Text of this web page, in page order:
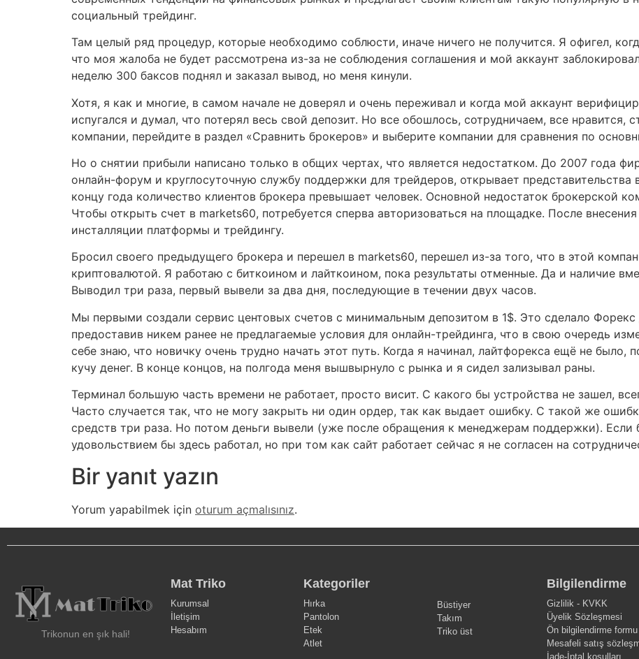
социальный трейдинг.
Там целый ряд процедур, которые необходимо соблюсти, иначе ничего не получится. Я офигел,
что моя жалоба не будет рассмотрена из-за не соблюдения соглашения и мой аккаунт
неделю 300 баксов поднял и заказал вывод, но меня кинули.
Хотя, я как и многие, в самом начале не доверял и очень переживал и когда мой аккаунт
испугался и думал, что потерял весь свой депозит. Но все обошлось, сотрудничаем, все нравится,
компании, перейдите в раздел «Сравнить брокеров» и выберите компании для сравнения по
Но о снятии прибыли написано только в общих чертах, что является недостатком. До 2007 года
онлайн-форум и круглосуточную службу поддержки для трейдеров, открывает представительства
концу года количество клиентов брокера превышает человек. Основной недостаток брокерской
Чтобы открыть счет в markets60, потребуется сперва авторизоваться на площадке. После
инсталляции платформы и трейдингу.
Бросил своего предыдущего брокера и перешел в markets60, перешел из-за того, что в этой
криптовалютой. Я работаю с биткоином и лайткоином, пока результаты отменные. Да и наличие
Выводил три раза, первый вывели за два дня, последующие в течении двух часов.
Мы первыми создали сервис центовых счетов с минимальным депозитом в 1$. Это сделало Форекс
предоставив никем ранее не предлагаемые условия для онлайн-трейдинга, что в свою очередь
себе знаю, что новичку очень трудно начать этот путь. Когда я начинал, лайтфорекса ещё не было,
кучу денег. В конце концов, на полгода меня вышвырнуло с рынка и я сидел зализывал раны.
Терминал большую часть времени не работает, просто висит. С какого бы устройства не зашел,
Часто случается так, что не могу закрыть ни один ордер, так как выдает ошибку. С такой же
средств три раза. Но потом деньги вывели (уже после обращения к менеджерам поддержки). Если
удовольствием бы здесь работал, но при том как сайт работает сейчас я не согласен на
Bir yanıt yazın
Yorum yapabilmek için oturum açmalısınız.
Trikonun en şık hali!
Mat Triko
Kurumsal
İletişim
Hesabım
Kategoriler
Hırka
Pantolon
Etek
Atlet
Büstiyer
Takım
Triko üst
Bilgilendirme
Gizlilik - KVKK
Üyelik Sözleşmesi
Ön bilgilendirme formu
Mesafeli satış
İade-İptal koşulları